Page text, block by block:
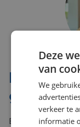
Interesse?
graag
Bel of mail Benno
Deze
van
We
verkeer te
informatie